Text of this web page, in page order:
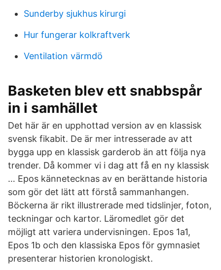
Sunderby sjukhus kirurgi
Hur fungerar kolkraftverk
Ventilation värmdö
Basketen blev ett snabbspår
in i samhället
Det här är en upphottad version av en klassisk
svensk fikabit. De är mer intresserade av att
bygga upp en klassisk garderob än att följa nya
trender. Då kommer vi i dag att få en ny klassisk
… Epos kännetecknas av en berättande historia
som gör det lätt att förstå sammanhangen.
Böckerna är rikt illustrerade med tidslinjer, foton,
teckningar och kartor. Läromedlet gör det
möjligt att variera undervisningen. Epos 1a1,
Epos 1b och den klassiska Epos för gymnasiet
presenterar historien kronologiskt.